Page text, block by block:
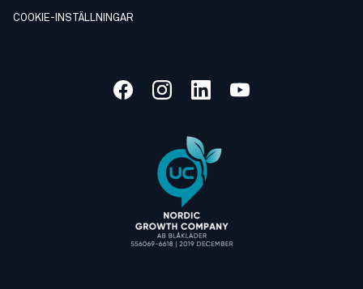
COOKIE-INSTÄLLNINGAR